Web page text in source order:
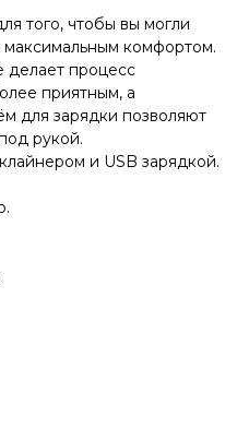
того, чтобы вы могли
максимальным комфортом.
делает процесс
приятным, а
для зарядки позволяют
рукой.
и USB зарядкой.